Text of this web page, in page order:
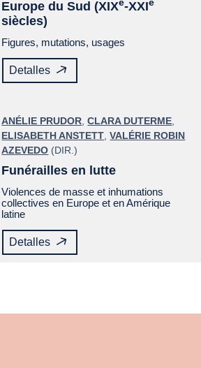
Europe du Sud (XIXe-XXIe
siècles)
Figures, mutations, usages
Detalles
ANÉLIE PRUDOR ,CLARA DUTERME
ELISABETH ANSTETT ,VALÉRIE ROBIN
AZEVEDO (DIR.)
Funérailles en lutte
Violences de masse et inhumations
collectives en Europe et en Amérique
latine
Detalles